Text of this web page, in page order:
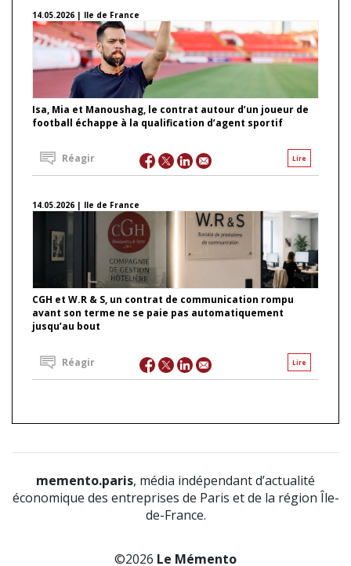
14.05.2026 | Ile de France
Isa, Mia et Manoushag, le contrat autour d’un joueur de
football échappe à la qualification d’agent sportif
Lire
Réagir
14.05.2026 | Ile de France
CGH et W.R & S, un contrat de communication rompu
avant son terme ne se paie pas automatiquement
jusqu’au bout
Lire
Réagir
memento.paris, média indépendant d’actualité
économique des entreprises de Paris et de la région Île-
de-France.
©2026 Le Mémento